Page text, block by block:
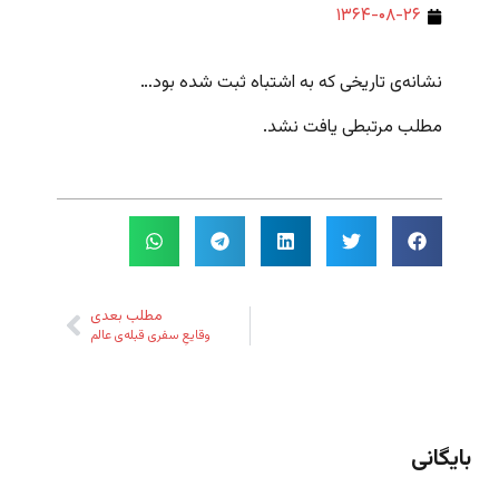
۱۳۶۴-۰۸-۲۶
نشانه‌ی تاریخی که به اشتباه ثبت شده بود…
مطلب مرتبطی یافت نشد.
مطلب بعدی
وقایعِ سفری قبله‌ی عالم
بایگانی